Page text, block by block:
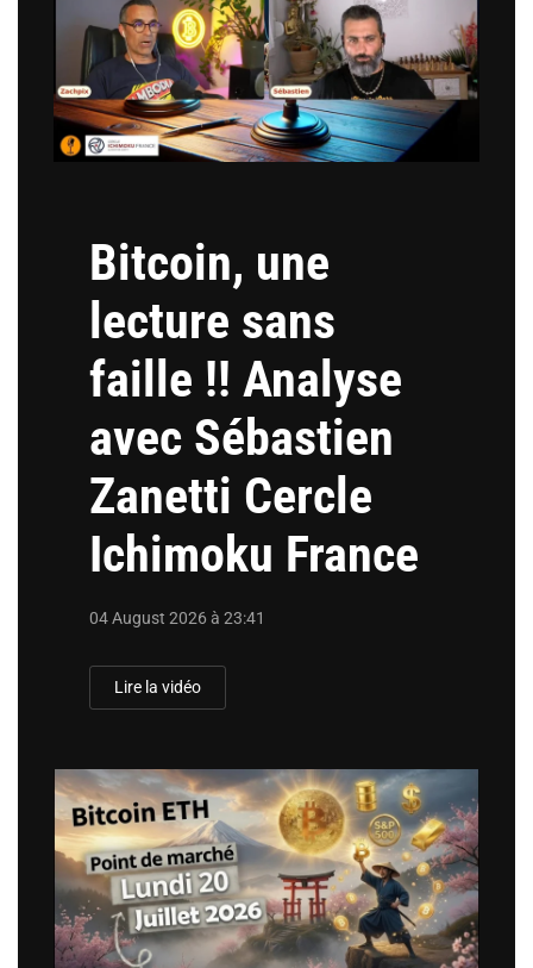
Bitcoin, une
lecture sans
faille !! Analyse
avec Sébastien
Zanetti Cercle
Ichimoku France
04 August 2026 à 23:41
Lire la vidéo